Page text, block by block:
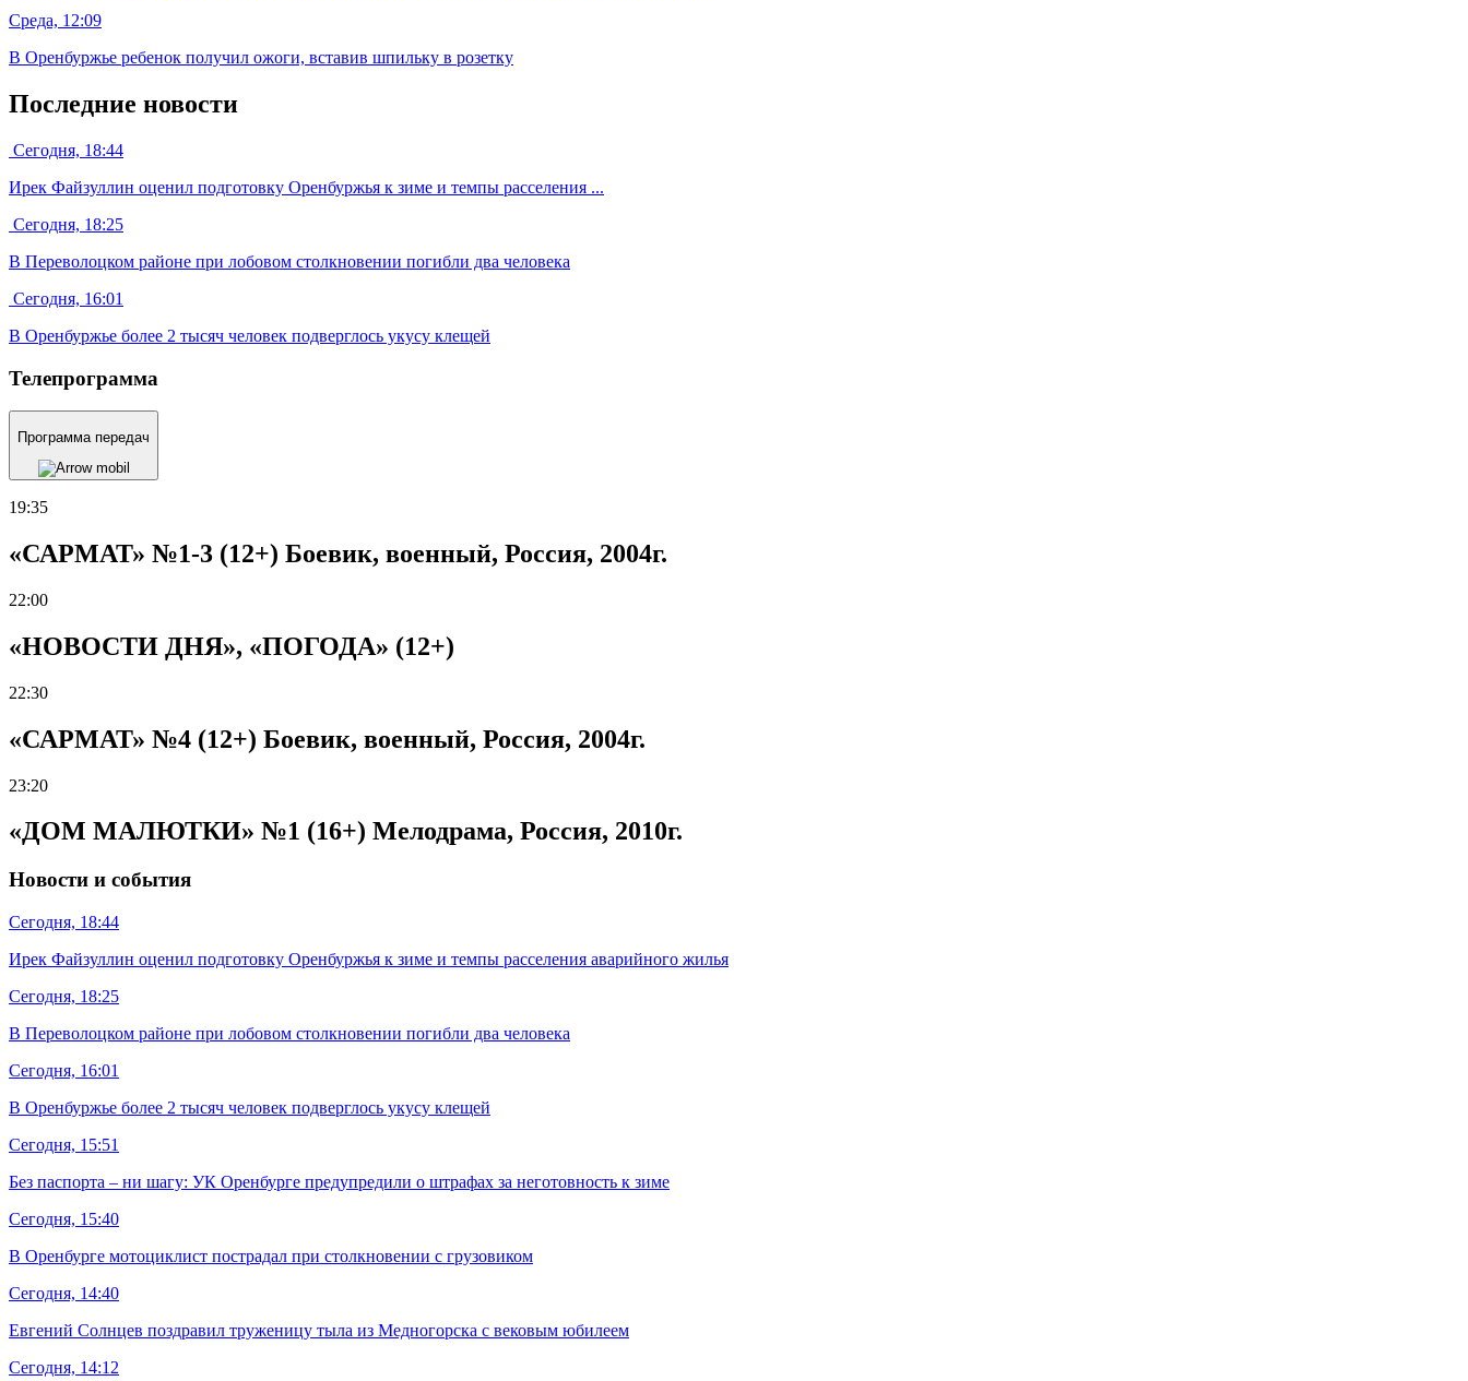
Среда, 12:09
В Оренбуржье ребенок получил ожоги, вставив шпильку в розетку
Последние новости
Сегодня, 18:44
Ирек Файзуллин оценил подготовку Оренбуржья к зиме и темпы расселения ...
Сегодня, 18:25
В Переволоцком районе при лобовом столкновении погибли два человека
Сегодня, 16:01
В Оренбуржье более 2 тысяч человек подверглось укусу клещей
Телепрограмма
Программа передач
19:35
«САРМАТ» №1-3 (12+) Боевик, военный, Россия, 2004г.
22:00
«НОВОСТИ ДНЯ», «ПОГОДА» (12+)
22:30
«САРМАТ» №4 (12+) Боевик, военный, Россия, 2004г.
23:20
«ДОМ МАЛЮТКИ» №1 (16+) Мелодрама, Россия, 2010г.
Новости и события
Сегодня, 18:44
Ирек Файзуллин оценил подготовку Оренбуржья к зиме и темпы расселения аварийного жилья
Сегодня, 18:25
В Переволоцком районе при лобовом столкновении погибли два человека
Сегодня, 16:01
В Оренбуржье более 2 тысяч человек подверглось укусу клещей
Сегодня, 15:51
Без паспорта – ни шагу: УК Оренбурге предупредили о штрафах за неготовность к зиме
Сегодня, 15:40
В Оренбурге мотоциклист пострадал при столкновении с грузовиком
Сегодня, 14:40
Евгений Солнцев поздравил труженицу тыла из Медногорска с вековым юбилеем
Сегодня, 14:12